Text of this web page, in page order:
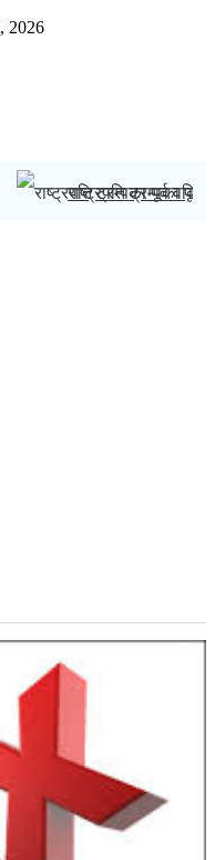
2026
राष्ट्रपति ट्रम्पका पूर्व